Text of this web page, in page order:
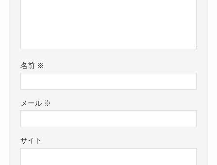
名前 ※
メール ※
サイト